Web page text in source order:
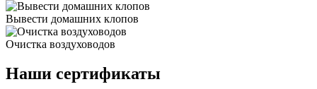
Вывести домашних клопов
Очистка воздуховодов
Наши сертификаты